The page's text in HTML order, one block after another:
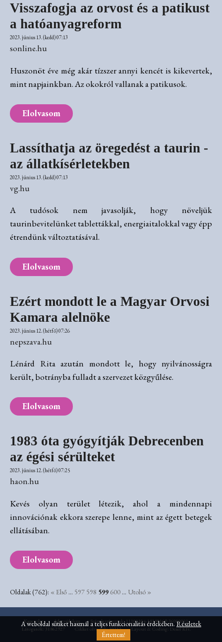
Visszafogja az orvost és a patikust
a hatóanyagreform
2023. június 13. (kedd) 07:13
sonline.hu
Huszonöt éve még akár tízszer annyi kencét is kikevertek,
mint napjainkban. Az okokról vallanak a patikusok.
Elolvasom
Lassíthatja az öregedést a taurin -
az állatkísérletekben
2023. június 13. (kedd) 07:13
vg.hu
A tudósok nem javasolják, hogy növeljük
taurinbevitelünket tablettákkal, energiaitalokkal vagy épp
étrendünk változtatásával.
Elolvasom
Ezért mondott le a Magyar Orvosi
Kamara alelnöke
2023. június 12. (hétfő) 07:26
nepszava.hu
Lénárd Rita azután mondott le, hogy nyilvánosságra
került, botrányba fulladt a szervezet közgyűlése.
Elolvasom
1983 óta gyógyítják Debrecenben
az égési sérülteket
2023. június 12. (hétfő) 07:25
haon.hu
Kevés olyan terület létezik, ahol a mindennapi
innovációnak ekkora szerepe lenne, mint az égett betegek
ellátásában.
Elolvasom
Oldalak (762): « Első ... 597 598 599 600 ... Utolsó »
Kapcsolat Adatvédelem
Számlaszámunk: 11100104-18180169-36000001
Látogatók: 31862927
Cikket olvasták: 10212 Layout & Coding: Dexef Kft.
A weboldal sütiket használ a teljes funkcionalitás érdekében.Részletek